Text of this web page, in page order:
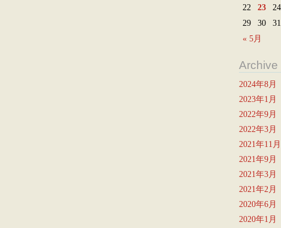
« 5月
22
23 24
29
30 31
Archive
2024年8月
2023年1月
2022年9月
2022年3月
2021年11月
2021年9月
2021年3月
2021年2月
2020年6月
2020年1月